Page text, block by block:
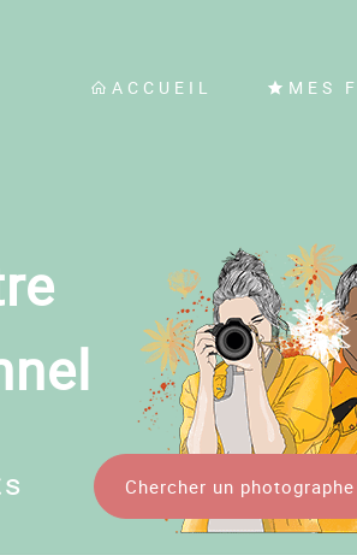
ACCUEIL MES
Chercher un photographe